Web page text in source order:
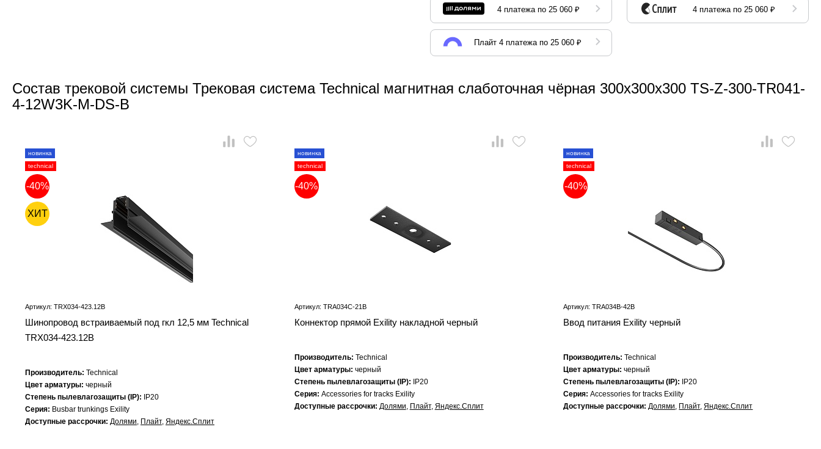
4 платежа по 25 060 ₽ 4 платежа по 25 060 ₽
Плайт 4 платежа по 25 060 ₽
Состав трековой системы Трековая система Technical магнитная слаботочная чёрная 300x300x300 TS-Z-300-TR041-
4-12W3K-M-DS-B
новинка
technical
-40%
ХИТ
Артикул: TRX034-423.12B
Шинопровод встраиваемый под гкл 12,5 мм Technical
TRX034-423.12B
Производитель: Technical
Цвет арматуры: черный
Степень пылевлагозащиты (IP):
IP20
Серия: Busbar trunkings Exility
Доступные рассрочки: Долями, Плайт, Яндекс.Сплит
новинка
technical
-40%
Артикул: TRA034C-21B
Коннектор прямой Exility накладной черный
Производитель: Technical
Цвет арматуры: черный
Степень пылевлагозащиты (IP):
IP20
Серия: Accessories for tracks Exility
Доступные рассрочки: Долями, Плайт, Яндекс.Сплит
новинка
technical
-40%
Артикул: TRA034B-42B
Ввод питания Exility черный
Производитель:Technical
Цвет арматуры:черный
Степень пылевлагозащиты (IP):
IP20
Серия:Accessories for tracks Exility
Доступные рассрочки:Долями, Плайт,Яндекс.Сплит